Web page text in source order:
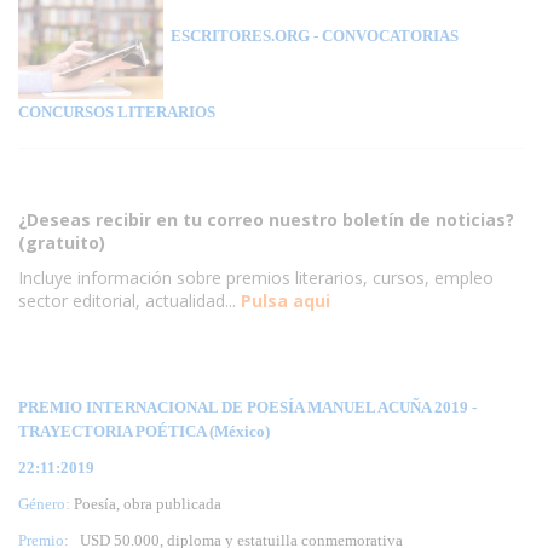
ESCRITORES.ORG - CONVOCATORIAS
CONCURSOS LITERARIOS
¿Deseas recibir en tu correo nuestro boletín de noticias?
(gratuito)
Incluye información sobre premios literarios, cursos, empleo
sector editorial, actualidad... Pulsa aqui
PREMIO INTERNACIONAL DE POESÍA MANUEL ACUÑA 2019 -
TRAYECTORIA POÉTICA (México)
22:11:2019
Género: Poesía, obra publicada
Premio:
USD 50.000, diploma y estatuilla conmemorativa